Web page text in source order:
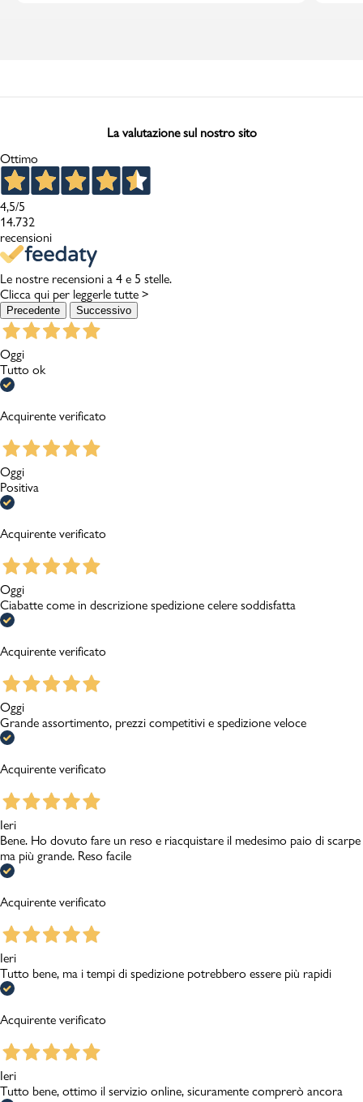
La valutazione sul nostro sito
Ottimo
4,5/5
14.732
recensioni
Le nostre recensioni a 4 e 5 stelle.
Clicca qui per leggerle tutte >
Precedente Successivo
Oggi
Tutto ok
Acquirente verificato
Oggi
Positiva
Acquirente verificato
Oggi
Ciabatte come in descrizione spedizione celere soddisfatta
Acquirente verificato
Oggi
Grande assortimento, prezzi competitivi e spedizione veloce
Acquirente verificato
Ieri
Bene. Ho dovuto fare un reso e riacquistare il medesimo paio di scarpe
ma più grande. Reso facile
Acquirente verificato
Ieri
Tutto bene, ma i tempi di spedizione potrebbero essere più rapidi
Acquirente verificato
Ieri
Tutto bene, ottimo il servizio online, sicuramente comprerò ancora